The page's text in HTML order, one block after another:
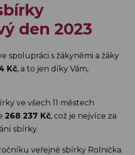
den 2023
spolupráci s žákyněmi a žáky
Kč, a to jen díky Vám,
ve všech 11 městech
268 237 Kč, což je nejvíce za
sbírky.
veřejné sbírky Rolnička